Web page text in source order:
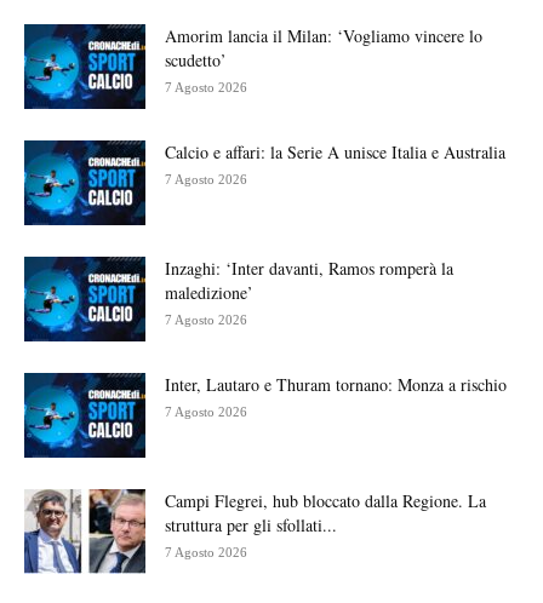
Amorim lancia il Milan: ‘Vogliamo vincere lo
scudetto’
7 Agosto 2026
Calcio e affari: la Serie A unisce Italia e Australia
7 Agosto 2026
Inzaghi: ‘Inter davanti, Ramos romperà la
maledizione’
7 Agosto 2026
Inter, Lautaro e Thuram tornano: Monza a rischio
7 Agosto 2026
Campi Flegrei, hub bloccato dalla Regione. La
struttura per gli sfollati...
7 Agosto 2026